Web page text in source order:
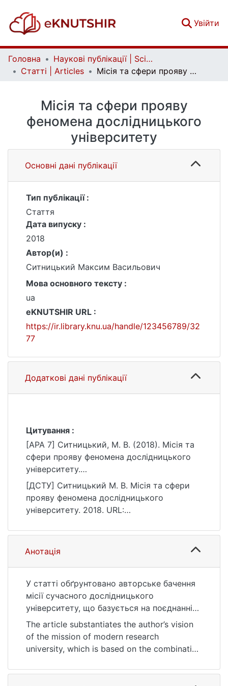
Увійти
Головна
Наукові публікації | Scientific publications
Статті | Articles
Місія та сфери прояву феномена дослідницького університету
Місія та сфери прояву
феномена дослідницького
університету
Основні дані публікації
Тип публікації :
Стаття
Дата випуску :
2018
Автор(и) :
Ситницький Максим Васильович
Мова основного тексту :
ua
eKNUTSHIR URL :
https://ir.library.knu.ua/handle/123456789/32
77
Додаткові дані публікації
Цитування :
[APA 7] Ситницький, М. В. (2018). Місія та
сфери прояву феномена дослідницького
університету.
https://ir.library.knu.ua/handle/123456789/32
77
[ДСТУ] Ситницький М. В. Місія та сфери
прояву феномена дослідницького
університету. 2018. URL:
77 (дата звернення: 25.07.2026).
Анотація
У статті обґрунтовано авторське бачення
місії сучасного дослідницького
університету, що базується на поєднанні
наукових досліджень, навчання, служіння
державі та розкритті компетенції
інноваційного мислення, що є ефективним
синтезом процесів пізнання та творення.
Автором запропоновано додати
The article substantiates the author’s vision
of the mission of modern research
university, which is based on the combination
training, service to the State, and disclosure